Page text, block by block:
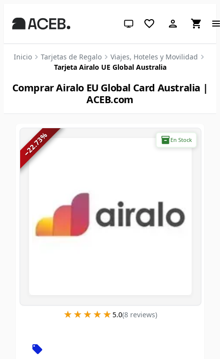
Tema del sistema (haz clic
Inicio Tarjetas de Regalo
Viajes, Hoteles y Movilidad
Tarjeta Airalo UE Global Australia
Comprar Airalo EU Global Card Australia |
ACEB.com
En Stock
−
22.73
%
★★★★★
★★★★★5.0(8reviews)